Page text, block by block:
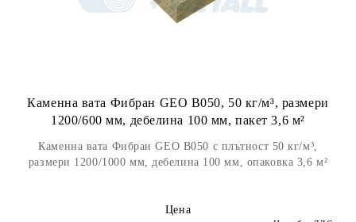
Каменна вата Фибран GEO B050, 50 кг/м³, размери
1200/600 мм, дебелина 100 мм, пакет 3,6 м²
Каменна вата Фибран GEO B050 с плътност 50 кг/м³,
размери 1200/1000 мм, дебелина 100 мм, опаковка 3,6 м²
Цена